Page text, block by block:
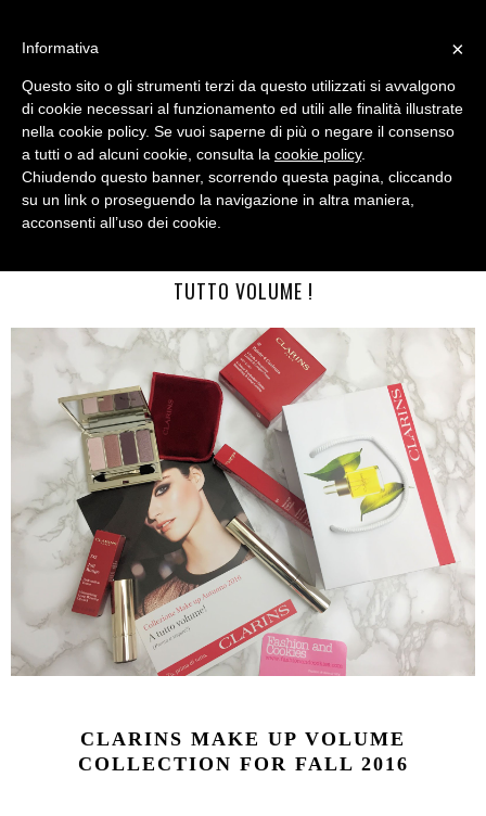
SUNDAY, OCTOBER 16, 2016
TUTTO VOLUME !
CLARINS MAKE UP VOLUME
COLLECTION FOR FALL 2016
×
Informativa
Questo sito o gli strumenti terzi da questo utilizzati si avvalgono
di cookie necessari al funzionamento ed utili alle finalità illustrate
nella cookie policy. Se vuoi saperne di più o negare il consenso
a tutti o ad alcuni cookie, consulta la cookie policy.
Chiudendo questo banner, scorrendo questa pagina, cliccando
su un link o proseguendo la navigazione in altra maniera,
acconsenti all’uso dei cookie.